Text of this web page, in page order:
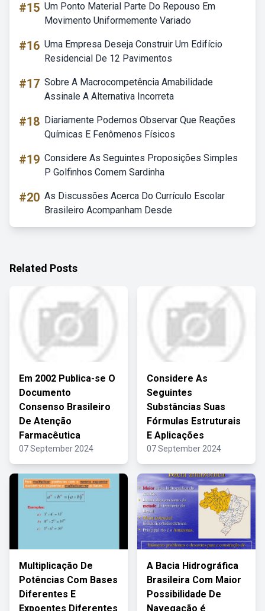
#15 Um Ponto Material Parte Do Repouso Em
Movimento Uniformemente Variado
#16 Uma Empresa Deseja Construir Um Edifício
Residencial De 12 Pavimentos
#17 Sobre A Macrocompetência Amabilidade
Assinale A Alternativa Incorreta
#18 Diariamente Podemos Observar Que Reações
Químicas E Fenômenos Físicos
#19 Considere As Seguintes Proposições Simples
P Golfinhos Comem Sardinha
#20 As Discussões Acerca Do Currículo Escolar
Brasileiro Acompanham Desde
Related Posts
Em 2002 Publica-se O
Documento
Consenso Brasileiro
De Atenção
Farmacêutica
07 September 2024
Considere As
Seguintes
Substâncias Suas
Fórmulas Estruturais
E Aplicações
07 September 2024
Multiplicação De
Potências Com Bases
Diferentes E
Expoentes Diferentes
A Bacia Hidrográfica
Brasileira Com Maior
Possibilidade De
Navegação é